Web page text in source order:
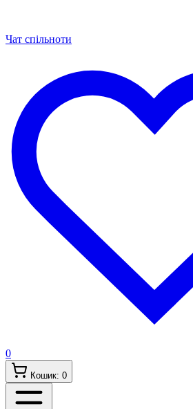
Чат спільноти
0
Кошик: 0